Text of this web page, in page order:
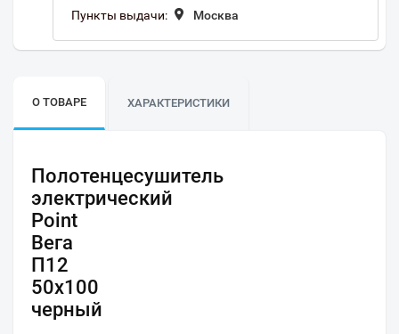
Пункты выдачи: Москва
О ТОВАРЕ ХАРАКТЕРИСТИКИ
Полотенцесушитель
электрический
Point
Вега
П12
50x100
черный